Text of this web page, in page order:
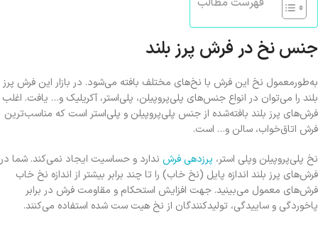
جنس نخ در فرش پرز بلند
به‌طورمعمول نخ این فرش با نخ‌های مختلف بافته می‌شود. در بازار این فرش پرز
بلند را می‌توان در انواع جنس‌های پلی‌پروپیلن، پلی‌استر، آکریلیک و… یافت. اغلب
فرش‌های پرز بلند بافته‌شده از جنس پلی‌پروپیلن و پلی‌استر است که مناسب‌ترین
فرش اتاق‌خواب، سالن و… است.
نخ پلی‌پروپیلن وپلی استر، پرزدهی فرش ندارد و حساسیت ایجاد نمی‌کند. شما در
فرش‌های پرز بلند اندازه پایل (نخ خاب) را تا چند برابر بیشتر از اندازه نخ خاب
فرش‌های معمول می‌بینید. جهت افزایش استحکام و مقاومت فرش در برابر
پاخوردگی و ساییدگی، تولیدکنندگان از نخ هیت ست شده استفاده می‌کنند.